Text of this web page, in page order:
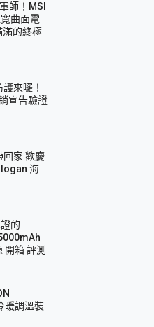
師！MSI
曲面電
滿的終極
來囉！
宣告驗證
回家 歡慶
海
的
開箱 評測
暖調溫裝